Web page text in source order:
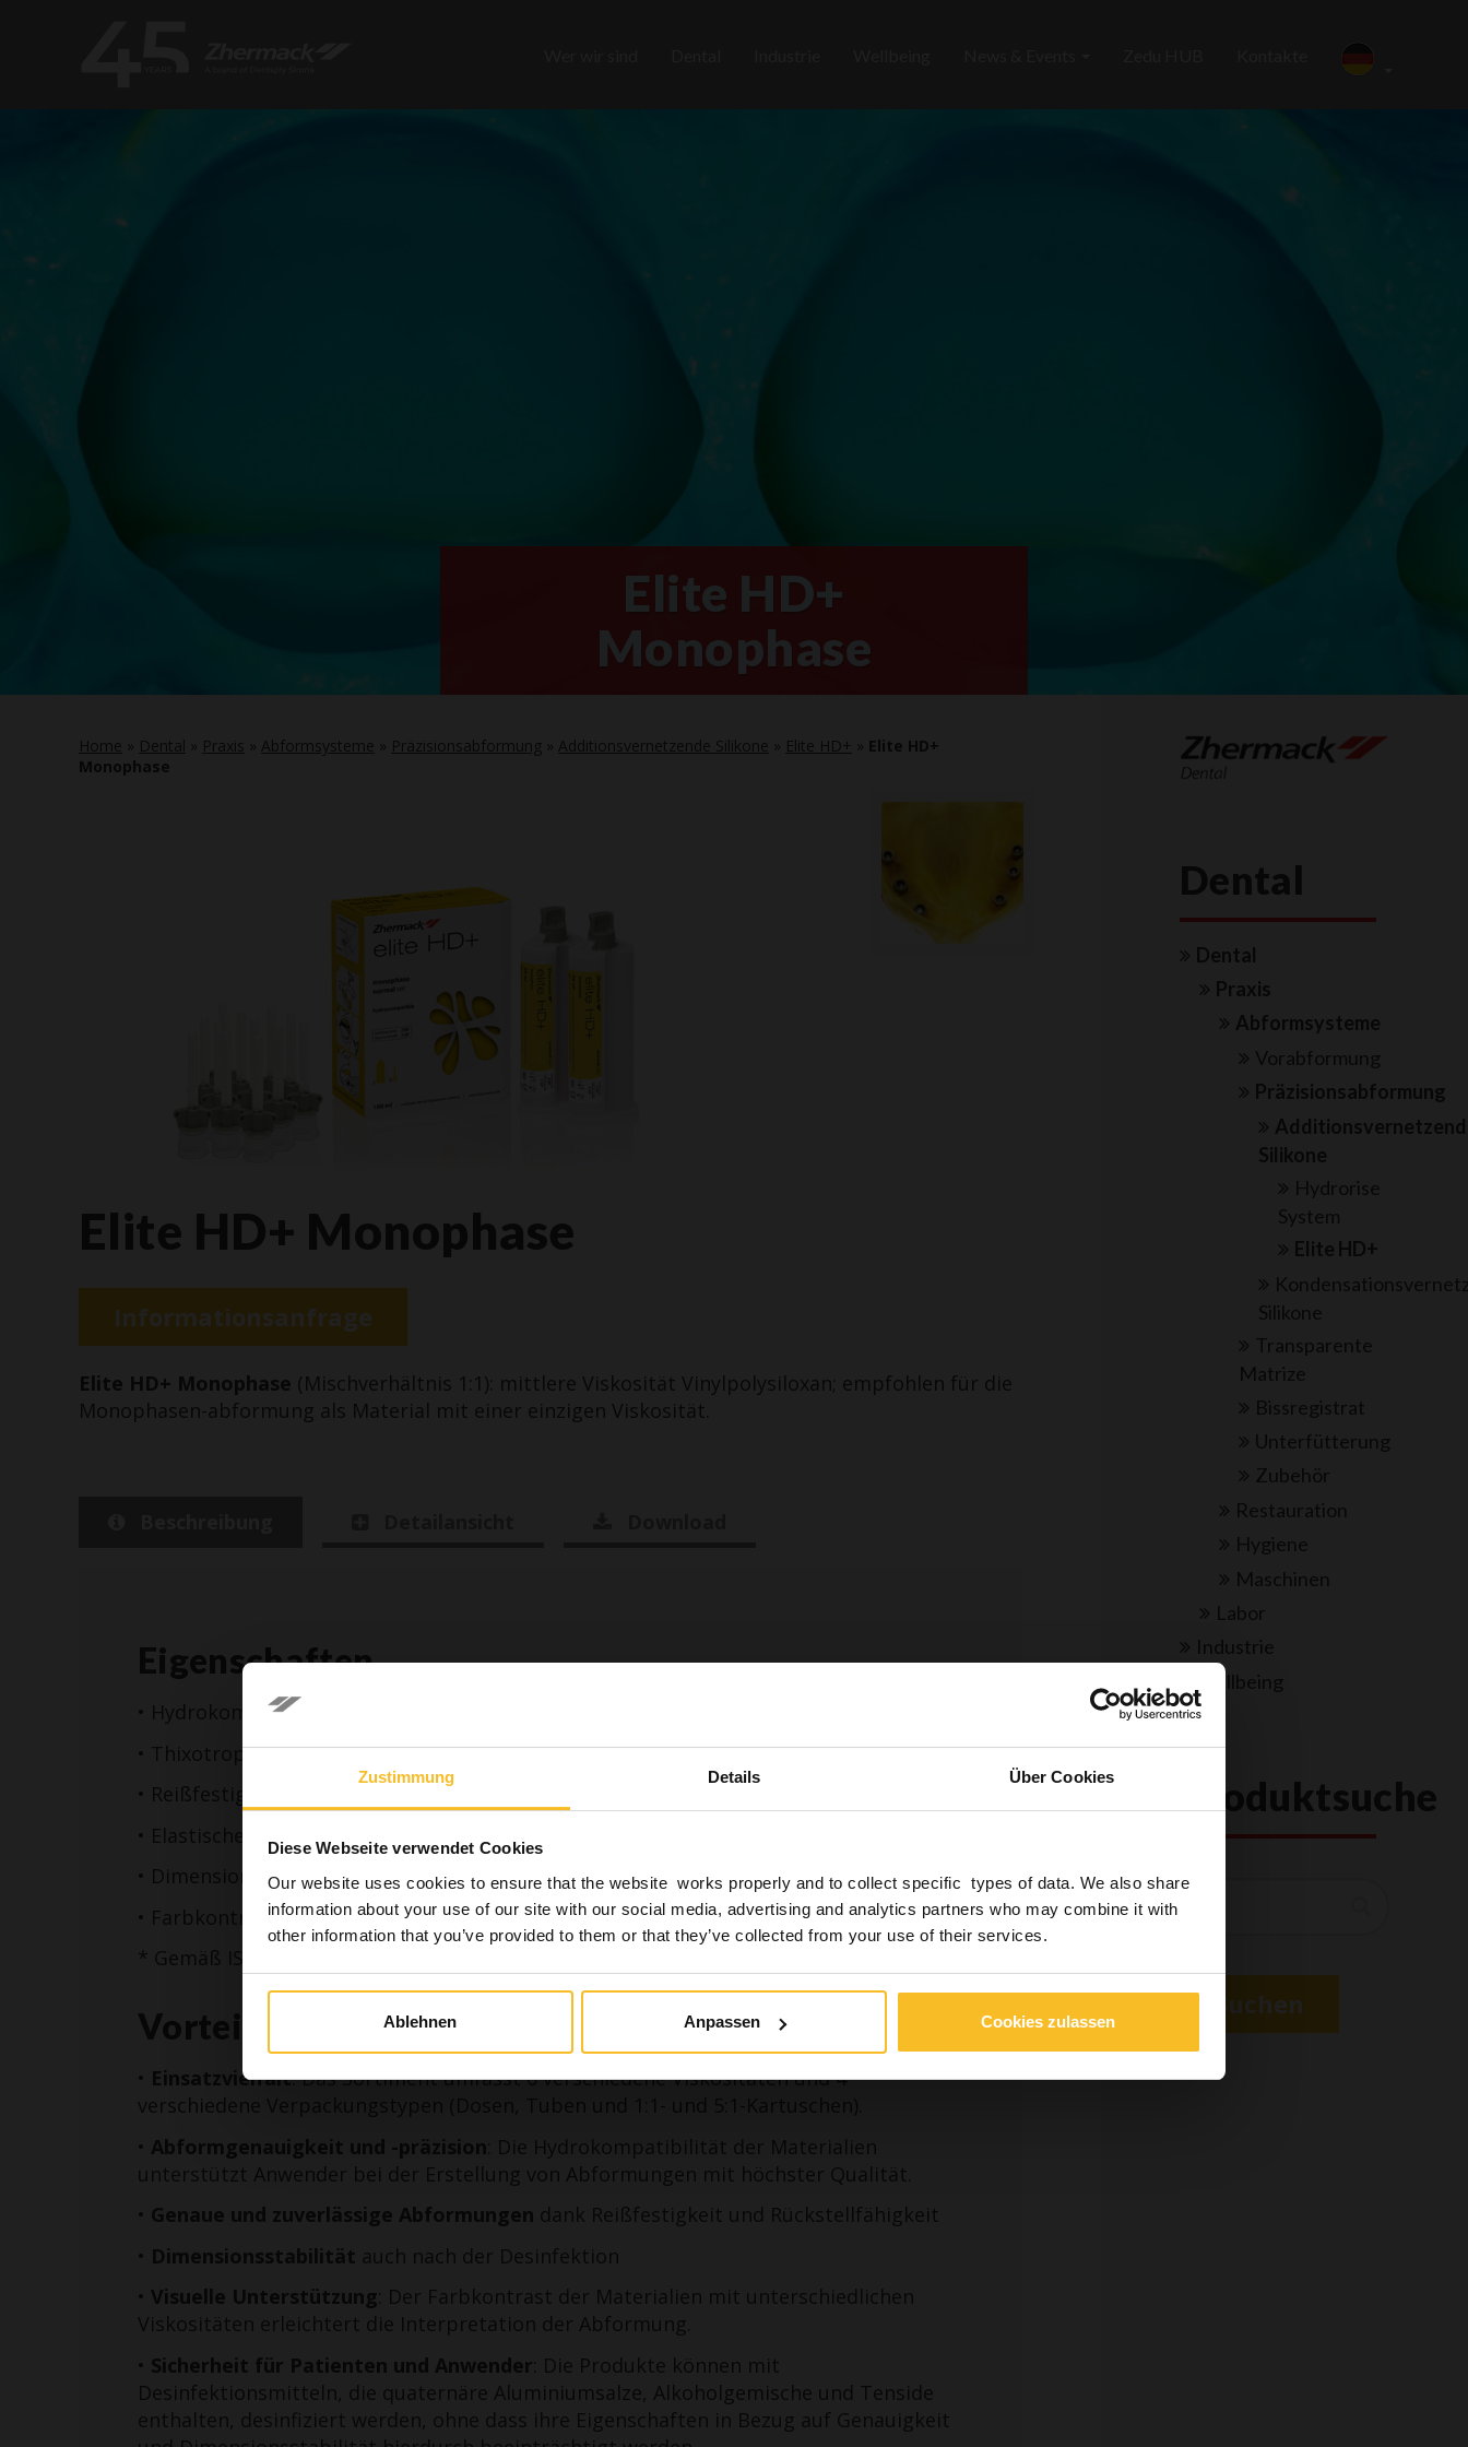
Zustimmung Details Über Cookies
Diese Webseite verwendet Cookies
Our website uses cookies to ensure that the website works properly and to collect specific types of data. We also share
information about your use of our site with our social media, advertising and analytics partners who may combine it with
other information that you’ve provided to them or that they’ve collected from your use of their services.
Ablehnen Anpassen Cookies zulassen
Elite HD+
Monophase
Home Dental Praxis Abformsysteme Präzisionsabformung Additionsvernetzende Silikone Elite HD+
Elite HD+
Monophase
Elite HD+ Monophase
Informationsanfrage
Elite HD+ Monophase (Mischverhältnis 1:1): mittlere Viskosität Vinylpolysiloxan; empfohlen für die
Monophasen-abformung als Material mit einer einzigen Viskosität.
Eigenschaften
• Hydrokompatibilität der Materialien
• Thixotropie
• Reißfestigkeit
• Elastische Rückstellfähigkeit von 99 %*
• Dimensionsstabilität von bis zu 15 Tagen*
• Farbkontrast
* Gemäß ISO 4823
Vorteile
• Einsatzvielfalt: Das Sortiment umfasst 6 verschiedene Viskositäten und 4
verschiedene Verpackungstypen (Dosen, Tuben und 1:1- und 5:1-Kartuschen).
• Abformgenauigkeit und -präzision
unterstützt Anwender bei der Erstellung von Abformungen mit höchster Qualität.
• Genaue und zuverlässige Abformungen dank Reißfestigkeit und Rückstellfähigkeit
• Dimensionsstabilität auch nach der Desinfektion
• Visuelle Unterstützung : Der Farbkontrast der Materialien mit unterschiedlichen
Viskositäten erleichtert die Interpretation der Abformung.
• Sicherheit für Patienten und Anwender : Die Produkte können mit
Desinfektionsmitteln, die quaternäre Aluminiumsalze, Alkoholgemische und Tenside
enthalten, desinfiziert werden, ohne dass ihre Eigenschaften in Bezug auf Genauigkeit
Dental
Dental
Praxis
Abformsysteme
Vorabformung
Präzisionsabformung
Silikone
Hydrorise
System
Elite HD+
Silikone
Transparente
Matrize
Bissregistrat
Unterfütterung
Zubehör
Restauration
Hygiene
Maschinen
Labor
Industrie
Wellbeing
Produktsuche
Suchen
Suchen
Sind Sie vom Fach?
zahnmedizinische Fachangestellte) und demgemäß befugt zu sein, Einsicht
in den Inhalt dieser Website zu nehmen, die auch Informationen über für
Gesundheit und Sicherheit der Patienten gefährliche Produkte enthält.
Ich bin Fachangehöriger Ich bin kein Fachangehöriger